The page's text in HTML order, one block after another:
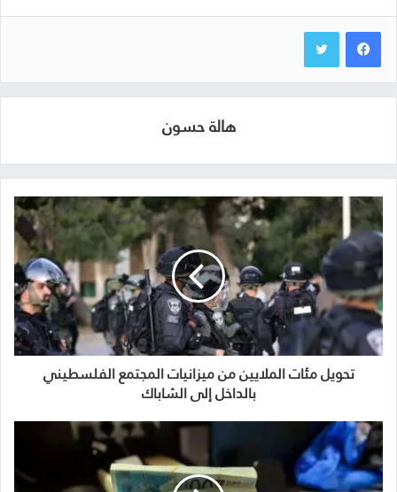
هالة حسون
تحويل مئات الملايين من ميزانيات المجتمع الفلسطيني
بالداخل إلى الشاباك